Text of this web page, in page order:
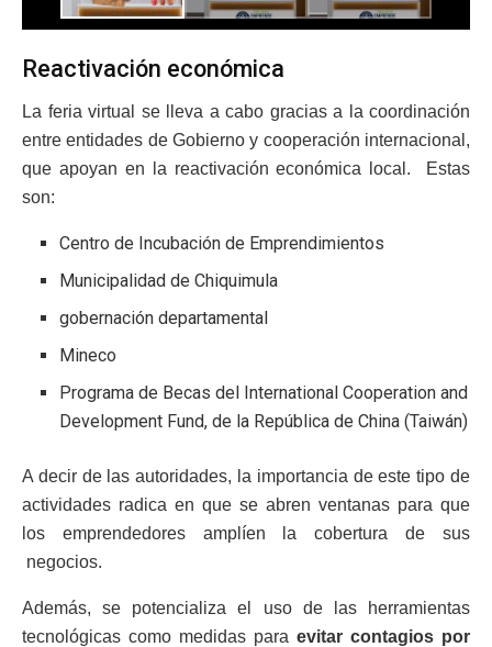
Reactivación económica
La feria virtual se lleva a cabo gracias a la coordinación
entre entidades de Gobierno y cooperación internacional,
que apoyan en la reactivación económica local. Estas
son:
Centro de Incubación de Emprendimientos
Municipalidad de Chiquimula
gobernación departamental
Mineco
Programa de Becas del International Cooperation and
Development Fund, de la República de China (Taiwán)
A decir de las autoridades, la importancia de este tipo de
actividades radica en que se abren ventanas para que
los emprendedores amplíen la cobertura de sus
negocios.
Además, se potencializa el uso de las herramientas
tecnológicas como medidas para evitar contagios por